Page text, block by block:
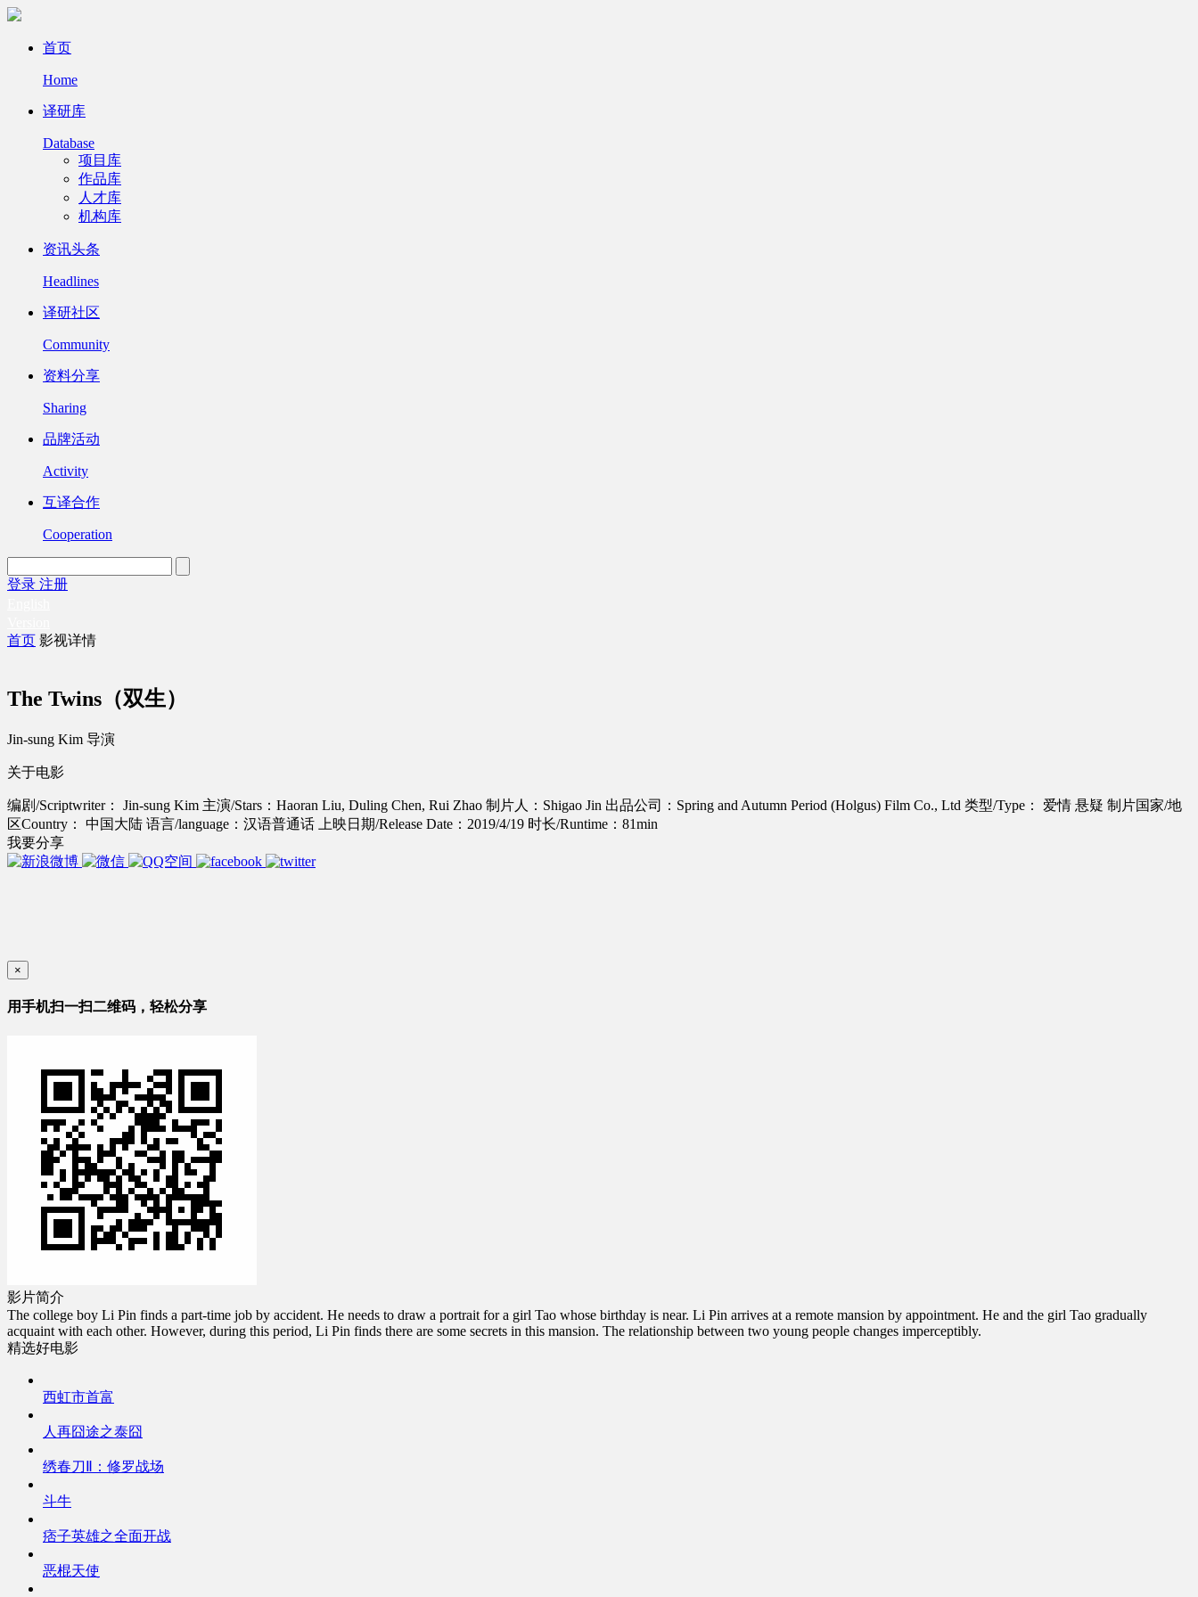
首页
Home
译研库
Database
项目库
作品库
人才库
机构库
资讯头条
Headlines
译研社区
Community
资料分享
Sharing
品牌活动
Activity
互译合作
Cooperation
登录 注册
首页 影视详情
The Twins（双生）
Jin-sung Kim 导演
关于电影
编剧/Scriptwriter： Jin-sung Kim 主演/Stars：Haoran Liu, Duling Chen, Rui Zhao 制片人：Shigao Jin 出品公司：Spring and Autumn Period (Holgus) Film Co., Ltd 类型/Type： 爱情 悬疑 制片国家/地
区Country： 中国大陆 语言/language：汉语普通话 上映日期/Release Date：2019/4/19 时长/Runtime：81min
我要分享
×
用手机扫一扫二维码，轻松分享
影片简介
The college boy Li Pin finds a part-time job by accident. He needs to draw a portrait for a girl Tao whose birthday is near. Li Pin arrives at a remote mansion by appointment. He and the girl Tao gradually
acquaint with each other. However, during this period, Li Pin finds there are some secrets in this mansion. The relationship between two young people changes imperceptibly.
精选好电影
西虹市首富
人再囧途之泰囧
绣春刀Ⅱ：修罗战场
斗牛
痞子英雄之全面开战
恶棍天使